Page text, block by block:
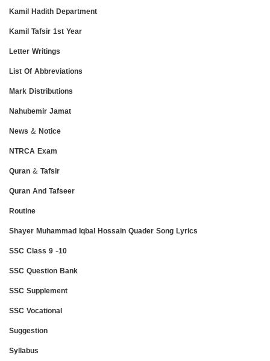
Kamil Hadith Department
Kamil Tafsir 1st Year
Letter Writings
List Of Abbreviations
Mark Distributions
Nahubemir Jamat
News & Notice
NTRCA Exam
Quran & Tafsir
Quran And Tafseer
Routine
Shayer Muhammad Iqbal Hossain Quader Song Lyrics
SSC Class 9 -10
SSC Question Bank
SSC Supplement
SSC Vocational
Suggestion
Syllabus